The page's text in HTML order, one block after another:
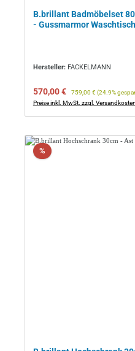
B.brillant Badmöbelset
- Gussmarmor Waschtisch
Hersteller: FACKELMANN
Verkaufspreis:
570,00 € Regulärer Preis:
759,00 € (24.9%
Preise inkl. MwSt. zzgl. Versandkosten
%Rabatt